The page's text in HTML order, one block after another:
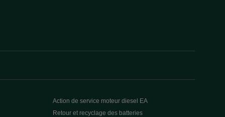
Action de service moteur diesel EA
Retour et recyclage des batteries